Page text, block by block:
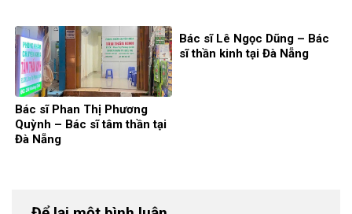
Bác sĩ Phan Thị Phương
Quỳnh – Bác sĩ tâm thần tại
Đà Nẵng
Bác sĩ Lê Ngọc Dũng – Bác
sĩ thần kinh tại Đà Nẵng